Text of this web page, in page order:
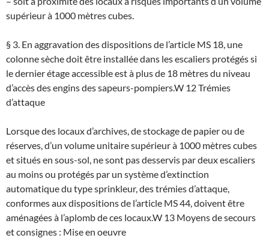
supérieur à 1000 mètres cubes.
§ 3. En aggravation des dispositions de l’article MS 18, une
colonne sèche doit être installée dans les escaliers protégés si
le dernier étage accessible est à plus de 18 mètres du niveau
d’accès des engins des sapeurs-pompiers.W 12 Trémies
d’attaque
Lorsque des locaux d’archives, de stockage de papier ou de
réserves, d’un volume unitaire supérieur à 1000 mètres cubes
et situés en sous-sol, ne sont pas desservis par deux escaliers
au moins ou protégés par un système d’extinction
automatique du type sprinkleur, des trémies d’attaque,
conformes aux dispositions de l’article MS 44, doivent être
aménagées à l’aplomb de ces locaux.W 13 Moyens de secours
et consignes : Mise en oeuvre